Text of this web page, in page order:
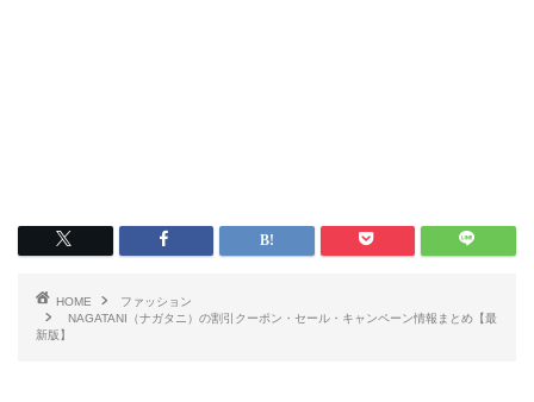
HOME
ファッション
NAGATANI（ナガタニ）の割引クーポン・セール・キャンペーン情報まとめ【最
新版】